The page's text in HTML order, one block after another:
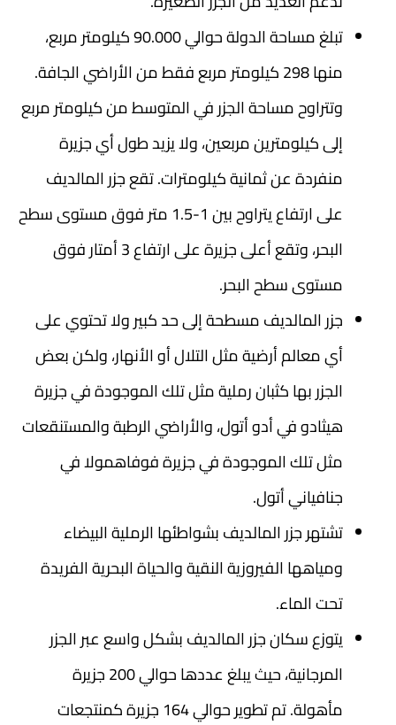
تبلغ مساحة الدولة حوالي 90.000 كيلومتر مربع،
منها 298 كيلومتر مربع فقط من الأراضي الجافة.
وتتراوح مساحة الجزر في المتوسط من كيلومتر مربع
إلى كيلومترين مربعين، ولا يزيد طول أي جزيرة
منفردة عن ثمانية كيلومترات. تقع جزر المالديف
على ارتفاع يتراوح بين 1-1.5 متر فوق مستوى سطح
البحر، وتقع أعلى جزيرة على ارتفاع 3 أمتار فوق
مستوى سطح البحر.
جزر المالديف مسطحة إلى حد كبير ولا تحتوي على
أي معالم أرضية مثل التلال أو الأنهار، ولكن بعض
الجزر بها كثبان رملية مثل تلك الموجودة في جزيرة
هيثادو في أدو أتول، والأراضي الرطبة والمستنقعات
مثل تلك الموجودة في جزيرة فوفاهمولا في
جنافياني أتول.
تشتهر جزر المالديف بشواطئها الرملية البيضاء
ومياهها الفيروزية النقية والحياة البحرية الفريدة
تحت الماء.
يتوزع سكان جزر المالديف بشكل واسع عبر الجزر
المرجانية، حيث يبلغ عددها حوالي 200 جزيرة
مأهولة. تم تطوير حوالي 164 جزيرة كمنتجعات